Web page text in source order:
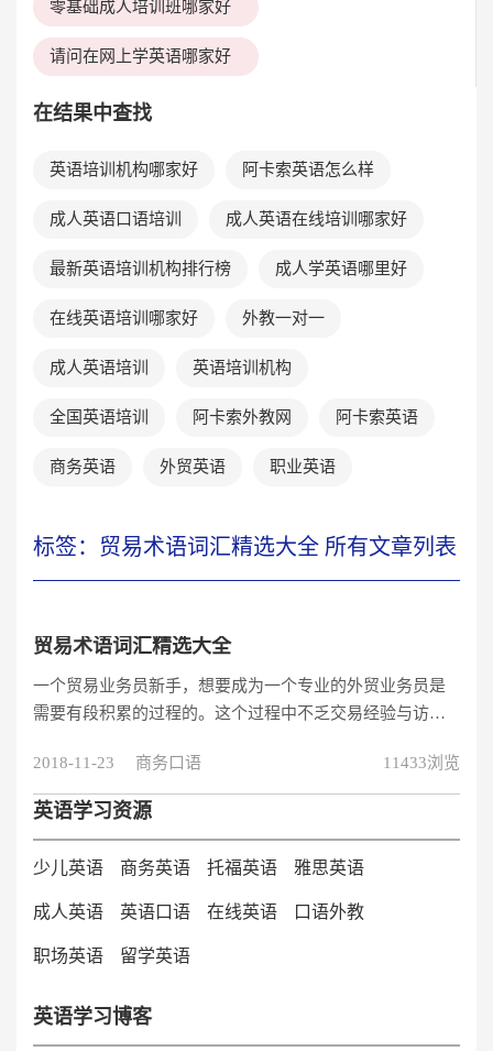
零基础成人培训班哪家好
请问在网上学英语哪家好
在结果中查找
英语培训机构哪家好 阿卡索英语怎么样
成人英语口语培训 成人英语在线培训哪家好
最新英语培训机构排行榜 成人学英语哪里好
在线英语培训哪家好 外教一对一
成人英语培训 英语培训机构
全国英语培训 阿卡索外教网 阿卡索英语
商务英语 外贸英语 职业英语
标签：贸易术语词汇精选大全 所有文章列表
贸易术语词汇精选大全
一个贸易业务员新手，想要成为一个专业的外贸业务员是
需要有段积累的过程的。这个过程中不乏交易经验与访谈
了这些在工作上才会事半功倍就不会出现听不懂客户言论
的现象，能更好的提升自己的职场专业性。下面为大家总
汇了三种词汇即：贸易价格术语词汇、贸易保险术语、贸
2018-11-23 商务口语 11433浏览
英语学习资源
少儿英语 商务英语 托福英语 雅思英语
成人英语 英语口语 在线英语 口语外教
职场英语 留学英语
英语学习博客